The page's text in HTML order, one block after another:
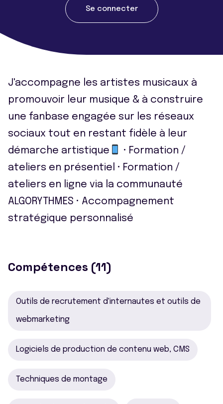
Se connecter
J'accompagne les artistes musicaux à
promouvoir leur musique & à construire
une fanbase engagée sur les réseaux
sociaux tout en restant fidèle à leur
démarche artistique
• Formation /
ateliers en présentiel • Formation /
ateliers en ligne via la communauté
ALGORYTHMES • Accompagnement
stratégique personnalisé
Compétences (11)
Outils de recrutement d'internautes et outils de
webmarketing
Logiciels de production de contenu web, CMS
Techniques de montage